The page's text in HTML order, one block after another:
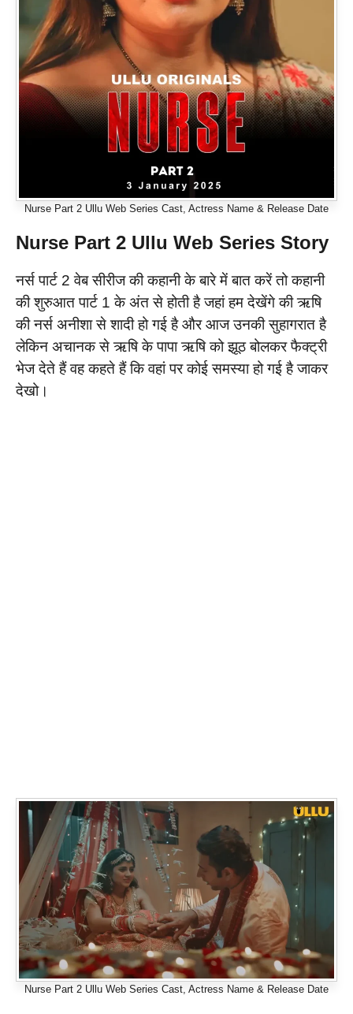
Nurse Part 2 Ullu Web Series Cast, Actress Name & Release Date
Nurse Part 2 Ullu Web Series Story
नर्स पार्ट 2 वेब सीरीज की कहानी के बारे में बात करें तो कहानी
की शुरुआत पार्ट 1 के अंत से होती है जहां हम देखेंगे की ऋषि
की नर्स अनीशा से शादी हो गई है और आज उनकी सुहागरात है
लेकिन अचानक से ऋषि के पापा ऋषि को झूठ बोलकर फैक्ट्री
भेज देते हैं वह कहते हैं कि वहां पर कोई समस्या हो गई है जाकर
देखो।
Nurse Part 2 Ullu Web Series Cast, Actress Name & Release Date